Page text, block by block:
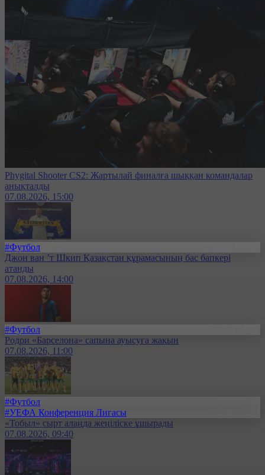
Phygital Shooter CS2: Жартылай финалға шыққан командалар
анықталды
07.08.2026, 15:00
#Футбол
Джон ван ’т Шкип Қазақстан құрамасының бас бапкері
атанды
07.08.2026, 14:00
#Футбол
Родри «Барселона» сапына ауысуға жақын
07.08.2026, 11:00
#Футбол
#УЕФА Конференция Лигасы
«Тобыл» сырт алаңда жеңіліске ұшырады
07.08.2026, 09:40